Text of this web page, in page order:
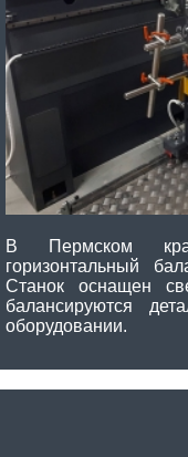
В Пермском
горизонтальный
Станок оснащен
балансируются
оборудовании.